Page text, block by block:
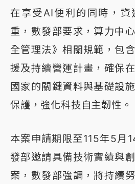
在享受AI便利的同時，資
重，數發部要求，算力中
全管理法》相關規範，包
援及持續營運計畫，確保
國家的關鍵資料與基礎設
保護，強化科技自主韌性。
本案申請期限至115年5月
發部邀請具備技術實績與
案，數發部強調，將持續